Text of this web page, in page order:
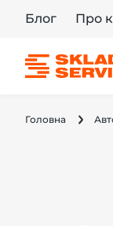
Блог Про
Головна